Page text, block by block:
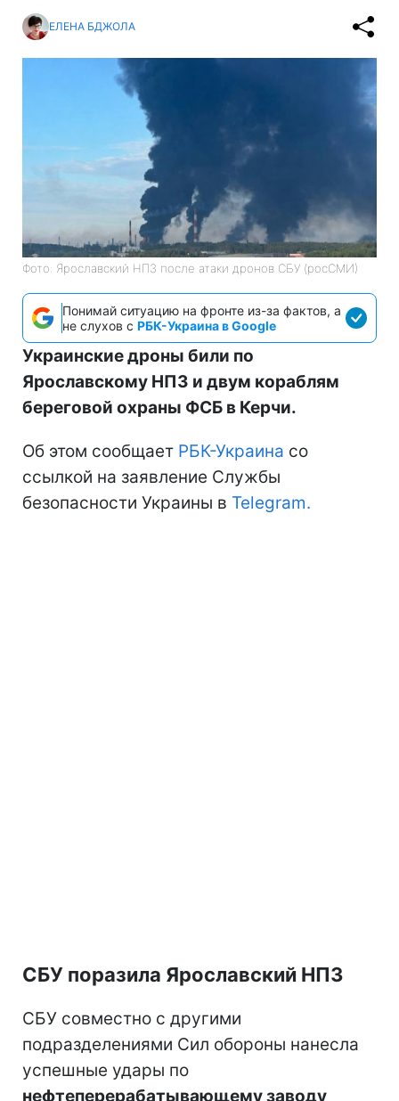
ЕЛЕНА БДЖОЛА
Фото: Ярославский НПЗ после атаки дронов СБУ (росСМИ)
Понимай ситуацию на фронте из-за фактов, а
не слухов с РБК-Украина в Google
Украинские дроны били по
Ярославскому НПЗ и двум кораблям
береговой охраны ФСБ в Керчи.
Об этом сообщает РБК-Украина со
ссылкой на заявление Службы
безопасности Украины в Telegram.
СБУ поразила Ярославский НПЗ
СБУ совместно с другими
подразделениями Сил обороны нанесла
успешные удары по
нефтеперерабатывающему заводу